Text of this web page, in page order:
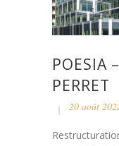
POESIA
PERRET
20 août